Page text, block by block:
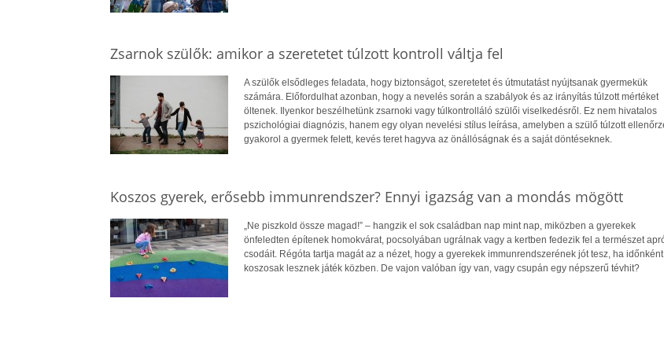
Zsarnok szülők: amikor a szeretetet túlzott kontroll váltja fel
A szülők elsődleges feladata, hogy biztonságot, szeretetet és útmutatást nyújtsanak gyermekük
számára. Előfordulhat azonban, hogy a nevelés során a szabályok és az irányítás túlzott mértéket
öltenek. Ilyenkor beszélhetünk zsarnoki vagy túlkontrolláló szülői viselkedésről. Ez nem hivatalos
pszichológiai diagnózis, hanem egy olyan nevelési stílus leírása, amelyben a szülő túlzott
gyakorol a gyermek felett, kevés teret hagyva az önállóságnak és a saját döntéseknek.
Koszos gyerek, erősebb immunrendszer? Ennyi igazság van a mondás mögött
„Ne piszkold össze magad!” – hangzik el sok családban nap mint nap, miközben a gyerekek
önfeledten építenek homokvárat, pocsolyában ugrálnak vagy a kertben fedezik fel a természet
csodáit. Régóta tartja magát az a nézet, hogy a gyerekek immunrendszerének jót tesz, ha időnként
koszosak lesznek játék közben. De vajon valóban így van, vagy csupán egy népszerű tévhit?